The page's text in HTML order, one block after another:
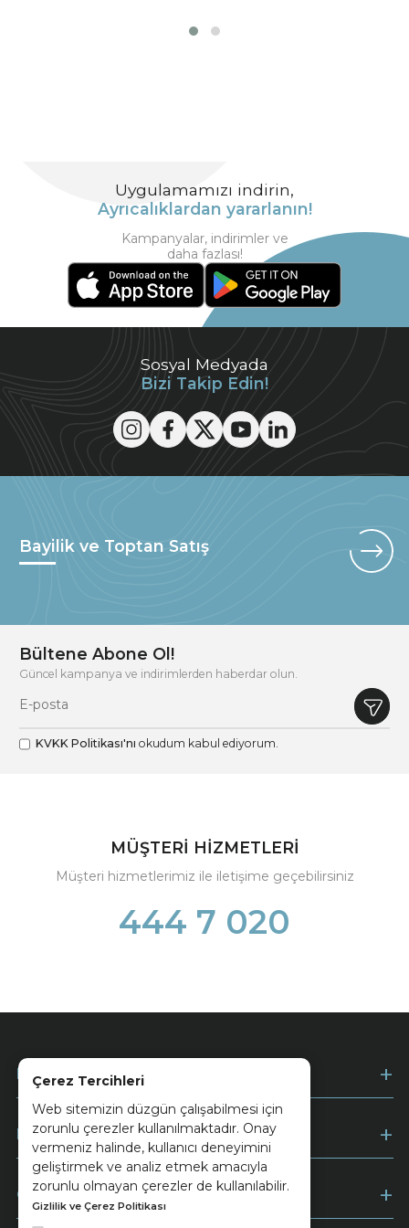
Çerez Tercihleri
Web sitemizin düzgün çalışabilmesi için
zorunlu çerezler kullanılmaktadır. Onay
vermeniz halinde, kullanıcı deneyimini
geliştirmek ve analiz etmek amacıyla
zorunlu olmayan çerezler de kullanılabilir.
Gizlilik ve Çerez Politikası
Sosyal Medyada
Bizi Takip Edin!
Uygulamamızı indirin,
Ayrıcalıklardan yararlanın!
Kampanyalar, indirimler ve
daha fazlası!
Bayilik ve Toptan Satış
Bültene Abone Ol!
Güncel kampanya ve indirimlerden haberdar olun.
KVKK Politikası'nı okudum kabul ediyorum.
MÜŞTERİ HİZMETLERİ
Müşteri hizmetlerimiz ile iletişime geçebilirsiniz
444 7 020
Kurumsal
Müşteri Hizmetleri
Ödeme